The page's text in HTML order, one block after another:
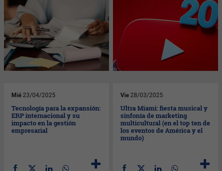
Mié 23/04/2025
Tecnología para la expansión:
ERP internacional y su
impacto en la gestión
empresarial
Vie 28/03/2025
Ultra Miami: fiesta musical y
sinfonía de marketing
multicultural (en el top ten de
los eventos de América y el
mundo)